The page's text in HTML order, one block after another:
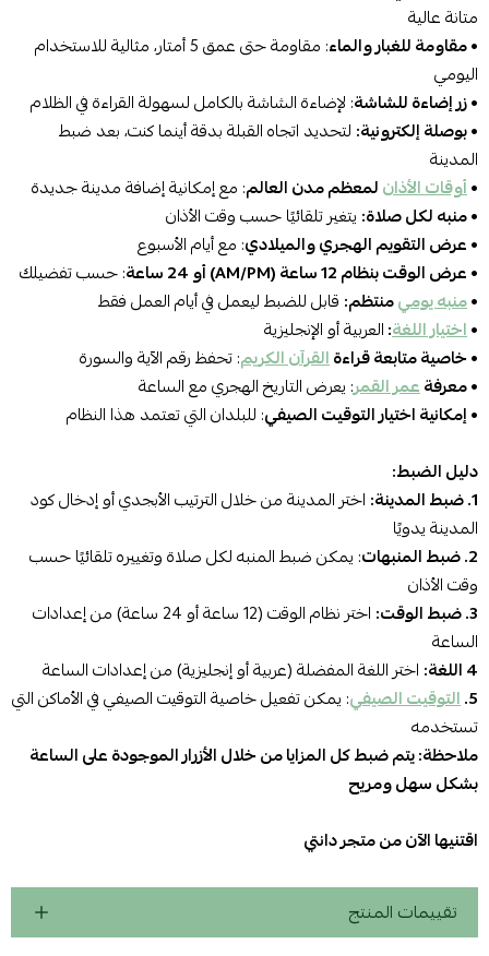
متانة عالية
• مقاومة للغبار والماء
: مقاومة حتى عمق 5 أمتار، مثالية للاستخدام
اليومي
• زر إضاءة للشاشة: لإضاءة الشاشة بالكامل لسهولة القراءة في الظلام
• بوصلة إلكترونية: لتحديد اتجاه القبلة بدقة أينما كنت، بعد ضبط
المدينة
•أوقات الأذانلمعظم مدن العالم: مع إمكانية إضافة مدينة جديدة
•منبه لكل صلاة: يتغير تلقائيًا حسب وقت الأذان
• عرض التقويم الهجري والميلادي: مع أيام الأسبوع
• عرض الوقت بنظام 12 ساعة (AM/PM) أو 24 ساعة
: حسب تفضيلك
•منبه يوميمنتظم: قابل للضبط ليعمل في أيام العمل فقط
•اختيار اللغة:العربية أو الإنجليزية
•خاصية متابعة قراءةالقرآن الكريم: تحفظ رقم الآية والسورة
• معرفةعمر القمر: يعرض التاريخ الهجري مع الساعة
• إمكانية اختيار التوقيت الصيفي: للبلدان التي تعتمد هذا النظام
دليل الضبط:
1. ضبط المدينة:
اختر المدينة من خلال الترتيب الأبجدي أو إدخال كود
المدينة يدويًا
2. ضبط المنبهات
: يمكن ضبط المنبه لكل صلاة وتغييره تلقائيًا حسب
وقت الأذان
3. ضبط الوقت:
اختر نظام الوقت (12 ساعة أو 24 ساعة) من إعدادات
الساعة
4 اللغة:
اختر اللغة المفضلة (عربية أو إنجليزية) من إعدادات الساعة
5. التوقيت الصيفي: يمكن تفعيل خاصية التوقيت الصيفي في الأماكن التي
تستخدمه
ملاحظة: يتم ضبط كل المزايا من خلال الأزرار الموجودة على الساعة
بشكل سهل ومريح
اقتنيها الآن من متجر دانتي
تقييمات المنتج